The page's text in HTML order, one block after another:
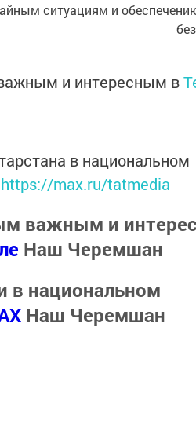
ситуациям и
и интересным в
в национальном
https://max.ru/tatmedia
важным и
Наш Черемшан
в национальном
Наш Черемшан